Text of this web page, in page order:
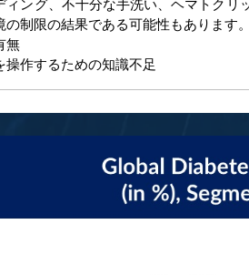
ィング、不十分な手洗い、ヘマトク
の制限の結果である可能性もあります。
無
操作するための知識不足